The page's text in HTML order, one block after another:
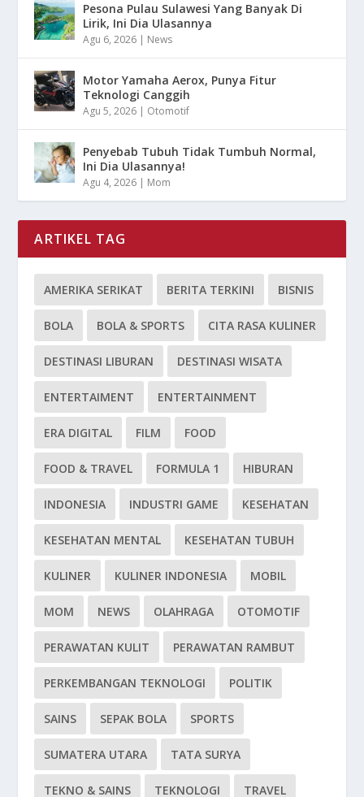
Pesona Pulau Sulawesi Yang Banyak Di
Lirik, Ini Dia Ulasannya
Agu 6, 2026 | News
Motor Yamaha Aerox, Punya Fitur
Teknologi Canggih
Agu 5, 2026 | Otomotif
Penyebab Tubuh Tidak Tumbuh Normal,
Ini Dia Ulasannya!
Agu 4, 2026 | Mom
ARTIKEL TAG
AMERIKA SERIKAT BERITA TERKINI BISNIS
BOLA BOLA & SPORTS CITA RASA KULINER
DESTINASI LIBURAN DESTINASI WISATA
ENTERTAIMENT ENTERTAINMENT
ERA DIGITAL FILM FOOD
FOOD & TRAVEL FORMULA 1 HIBURAN
INDONESIA INDUSTRI GAME KESEHATAN
KESEHATAN MENTAL KESEHATAN TUBUH
KULINER KULINER INDONESIA MOBIL
MOM NEWS OLAHRAGA OTOMOTIF
PERAWATAN KULIT PERAWATAN RAMBUT
PERKEMBANGAN TEKNOLOGI POLITIK
SAINS SEPAK BOLA SPORTS
SUMATERA UTARA TATA SURYA
TEKNO & SAINS TEKNOLOGI TRAVEL